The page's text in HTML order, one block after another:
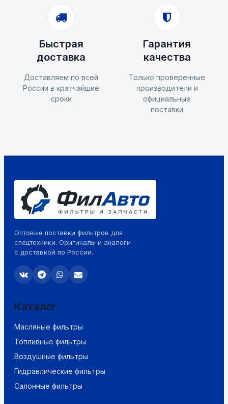
Быстрая
доставка
Доставляем по всей
России в кратчайшие
сроки
Гарантия
качества
Только проверенные
производители и
официальные
поставки
Оптовые поставки фильтров для
спецтехники. Оригиналы и аналоги
с доставкой по России.
Каталог
Масляные фильтры
Топливные фильтры
Воздушные фильтры
Гидравлические фильтры
Салонные фильтры